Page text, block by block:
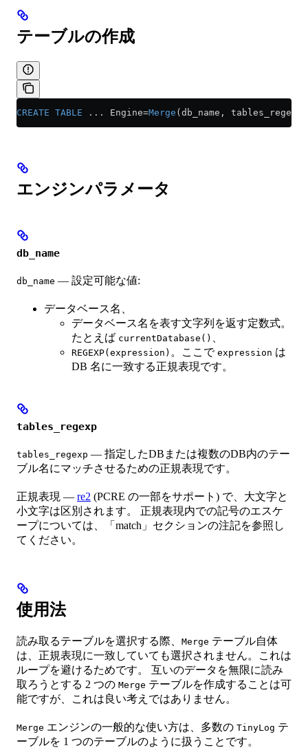
テーブルの作成
CREATE TABLE ... Engine=Merge (db_name, tables_regexp)
エンジンパラメータ
db_name
db_name — 設定可能な値:
データベース名、
データベース名を表す文字列を返す定数式。
たとえば currentDatabase()
REGEXP(expression) 。ここで expression は
DB 名に一致する正規表現です。
tables_regexp
tables_regexp — 指定したDBまたは複数のDB内のテー
ブル名にマッチさせるための正規表現です。
正規表現 — re2 (PCRE の一部をサポート) で、大文字と
小文字は区別されます。 正規表現内での記号のエスケ
ープについては、「match」セクションの注記を参照し
てください。
使用法
読み取るテーブルを選択する際、 Merge テーブル自体
は、正規表現に一致していても選択されません。これは
ループを避けるためです。 互いのデータを無限に読み
取ろうとする 2 つの Merge テーブルを作成することは可
能ですが、これは良い考えではありません。
Merge エンジンの一般的な使い方は、多数の TinyLog テ
ーブルを 1 つのテーブルのように扱うことです。